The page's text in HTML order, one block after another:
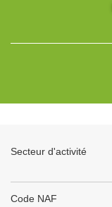
Secteur d'activité
Code NAF